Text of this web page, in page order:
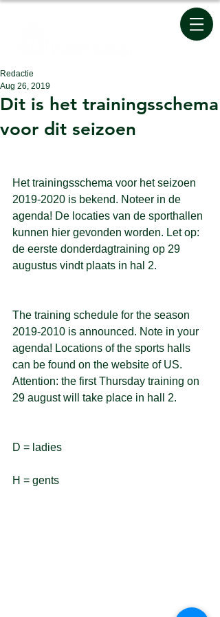
Dit is het trainingsschema
voor dit seizoen
Redactie
Aug 26, 2019
Het trainingsschema voor het seizoen
2019-2020 is bekend. Noteer in de
agenda! De locaties van de sporthallen
kunnen hier gevonden worden. Let op:
de eerste donderdagtraining op 29
augustus vindt plaats in hal 2.
The training schedule for the season
2019-2010 is announced. Note in your
agenda! Locations of the sports halls
can be found on the website of US.
Attention: the first Thursday training on
29 august will take place in hall 2.
D = ladies
H = gents